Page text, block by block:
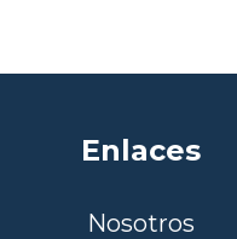
Enlaces
Nosotros